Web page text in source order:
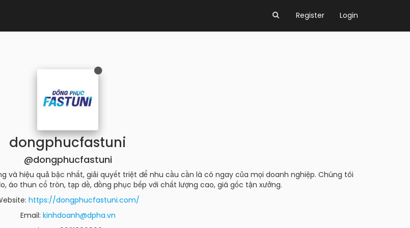
Register Login
dongphucfastuni
@dongphucfastuni
và hiệu quả bậc nhất, giải quyết triệt để nhu cầu cần là có ngay của mọi doanh nghiệp. Chúng tôi
áo thun cổ tròn, tạp dề, đồng phục bếp với chất lượng cao, giá gốc tận xưởng.
https://dongphucfastuni.com/
Email: kinhdoanh@dpha.vn